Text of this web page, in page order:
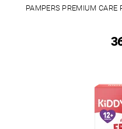
PAMPERS PREMIUM